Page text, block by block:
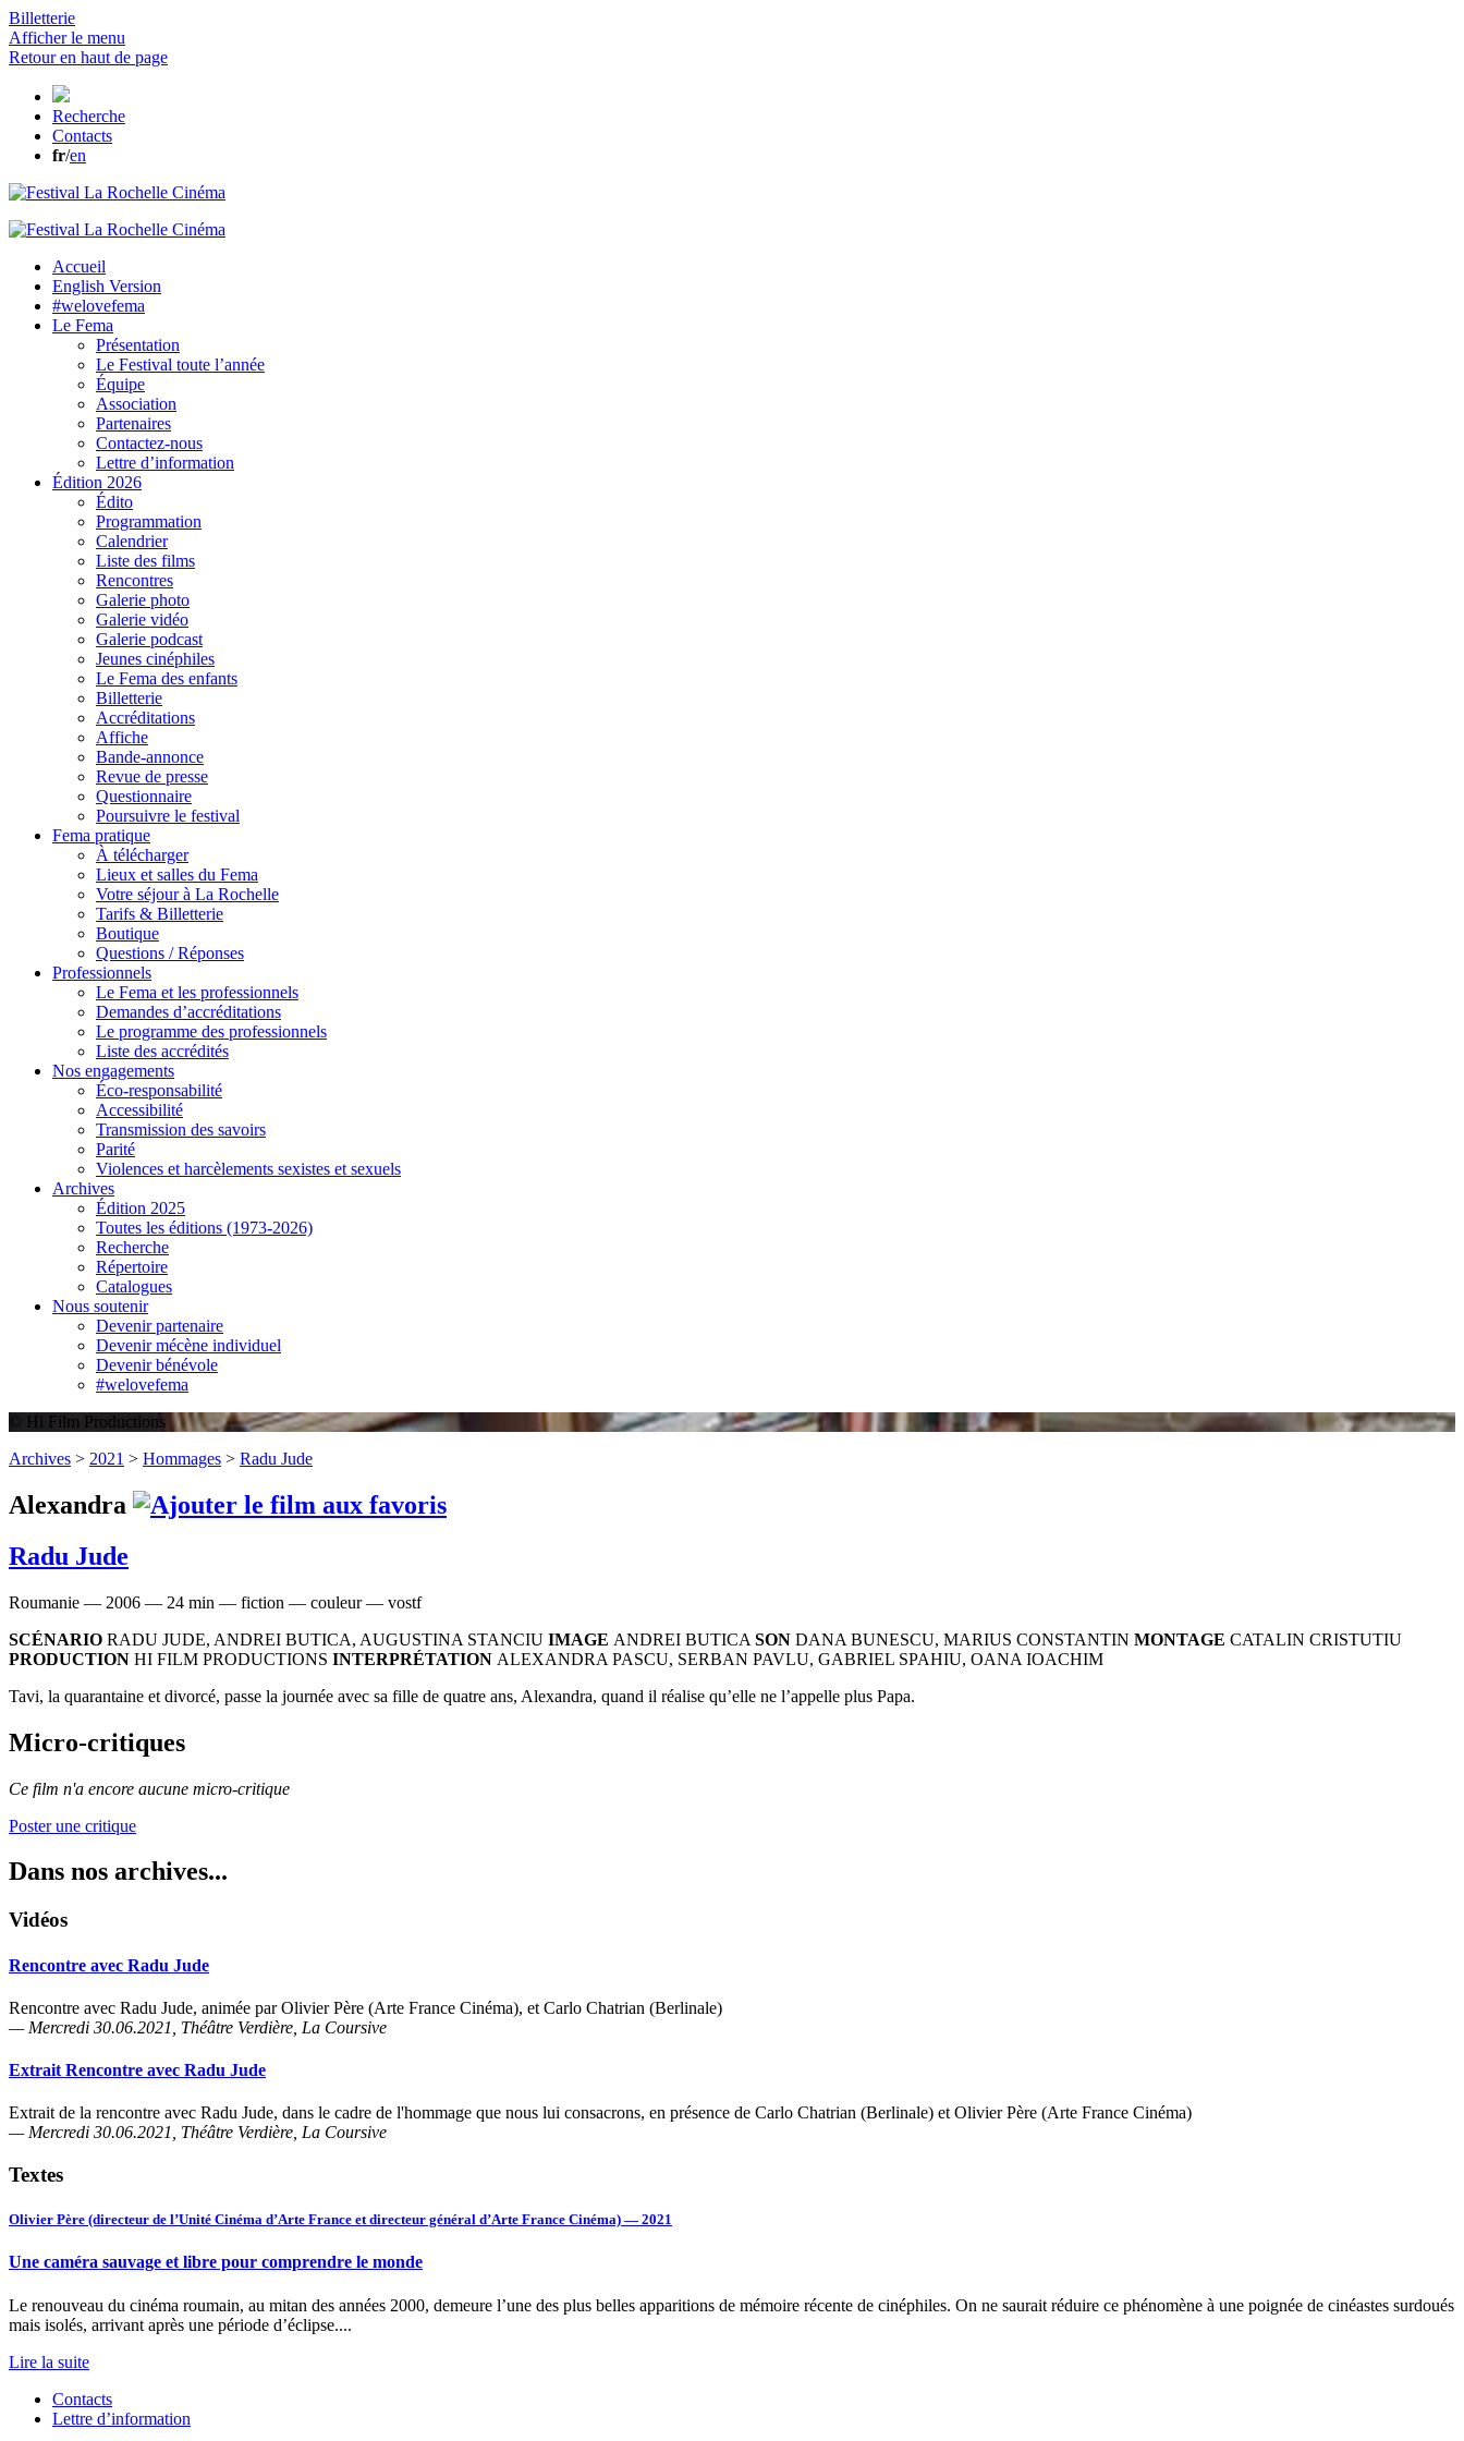
Billetterie
Afficher le menu
Retour en haut de page
Recherche
Contacts
fr/en
Accueil
English Version
#welovefema
Le Fema
Présentation
Le Festival toute l’année
Équipe
Association
Partenaires
Contactez-nous
Lettre d’information
Édition 2026
Édito
Programmation
Calendrier
Liste des films
Rencontres
Galerie photo
Galerie vidéo
Galerie podcast
Jeunes cinéphiles
Le Fema des enfants
Billetterie
Accréditations
Affiche
Bande-annonce
Revue de presse
Questionnaire
Poursuivre le festival
Fema pratique
À télécharger
Lieux et salles du Fema
Votre séjour à La Rochelle
Tarifs & Billetterie
Boutique
Questions / Réponses
Professionnels
Le Fema et les professionnels
Demandes d’accréditations
Le programme des professionnels
Liste des accrédités
Nos engagements
Éco-responsabilité
Accessibilité
Transmission des savoirs
Parité
Violences et harcèlements sexistes et sexuels
Archives
Édition 2025
Toutes les éditions (1973-2026)
Recherche
Répertoire
Catalogues
Nous soutenir
Devenir partenaire
Devenir mécène individuel
Devenir bénévole
#welovefema
© Hi Film Productions
Archives > 2021 > Hommages > Radu Jude
Alexandra
Radu Jude
Roumanie — 2006 — 24 min — fiction — couleur — vostf
SCÉNARIO RADU JUDE, ANDREI BUTICA, AUGUSTINA STANCIU IMAGE ANDREI BUTICA SON DANA BUNESCU, MARIUS CONSTANTIN MONTAGE CATALIN CRISTUTIU
PRODUCTION HI FILM PRODUCTIONS INTERPRÉTATION ALEXANDRA PASCU, SERBAN PAVLU, GABRIEL SPAHIU, OANA IOACHIM
Tavi, la quarantaine et divorcé, passe la journée avec sa fille de quatre ans, Alexandra, quand il réalise qu’elle ne l’appelle plus Papa.
Micro-critiques
Ce film n'a encore aucune micro-critique
Poster une critique
Dans nos archives...
Vidéos
Rencontre avec Radu Jude
Rencontre avec Radu Jude, animée par Olivier Père (Arte France Cinéma), et Carlo Chatrian (Berlinale)
— Mercredi 30.06.2021, Théâtre Verdière, La Coursive
Extrait Rencontre avec Radu Jude
Extrait de la rencontre avec Radu Jude, dans le cadre de l'hommage que nous lui consacrons, en présence de Carlo Chatrian (Berlinale) et Olivier Père (Arte France Cinéma)
— Mercredi 30.06.2021, Théâtre Verdière, La Coursive
Textes
Olivier Père (directeur de l’Unité Cinéma d’Arte France et directeur général d’Arte France Cinéma) — 2021
Une caméra sauvage et libre pour comprendre le monde
Le renouveau du cinéma roumain, au mitan des années 2000, demeure l’une des plus belles apparitions de mémoire récente de cinéphiles. On ne saurait réduire ce phénomène à une poignée de cinéastes surdoués
mais isolés, arrivant après une période d’éclipse....
Lire la suite
Contacts
Lettre d’information